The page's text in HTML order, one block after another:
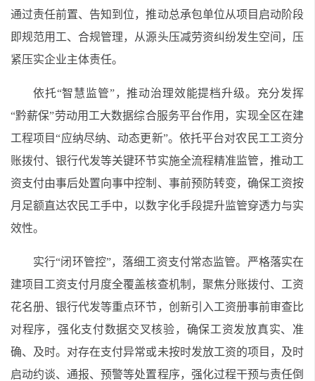
通过责任前置、告知到位，推动总承包单位从项目启动阶段
即规范用工、合规管理，从源头压减劳资纠纷发生空间，压
紧压实企业主体责任。
依托“智慧监管”，推动治理效能提档升级。充分发挥
“黔薪保”劳动用工大数据综合服务平台作用，实现全区在建
工程项目“应纳尽纳、动态更新”。依托平台对农民工工资分
账拨付、银行代发等关键环节实施全流程精准监管，推动工
资支付由事后处置向事中控制、事前预防转变，确保工资按
月足额直达农民工手中，以数字化手段提升监管穿透力与实
效性。
实行“闭环管控”，落细工资支付常态监管。严格落实在
建项目工资支付月度全覆盖核查机制，聚焦分账拨付、工资
花名册、银行代发等重点环节，创新引入工资册事前审查比
对程序，强化支付数据交叉核验，确保工资发放真实、准
确、及时。对存在支付异常或未按时发放工资的项目，及时
启动约谈、通报、预警等处置程序，强化过程干预与责任倒